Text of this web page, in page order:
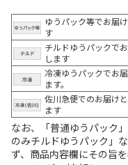
ゆうパック等でお届
す
チルドゆうパックで
します
冷凍ゆうパックでお
ます。
佐川急便でのお届け
ます
なお、「普通ゆうパック
のみチルドゆうパック」
ず、商品内容欄にその旨を